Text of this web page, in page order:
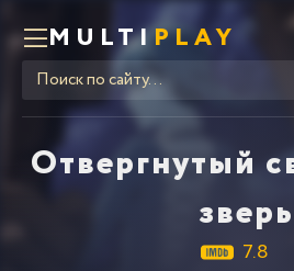
MULTIPLAY
Отвергнутый
зверь
7.8